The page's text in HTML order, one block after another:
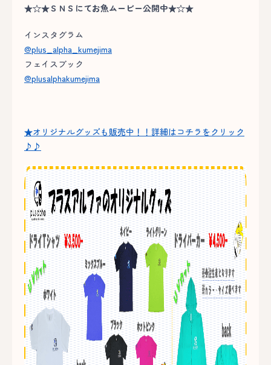
★☆★ＳＮＳにてお魚ムービー公開中★☆★
インスタグラム
@plus_alpha_kumejima
フェイスブック
@plusalphakumejima
★オリジナルグッズも販売中！！詳細はコチラをクリック
♪♪